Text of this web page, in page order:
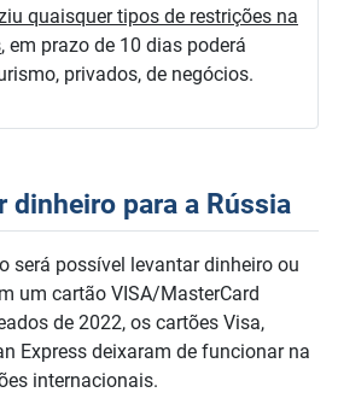
quaisquer tipos de restrições na
, em prazo de 10 dias poderá
privados, de negócios.
dinheiro para a Rússia
será possível levantar dinheiro ou
um cartão VISA/MasterCard
de 2022, os cartões Visa,
Express deixaram de funcionar na
internacionais.